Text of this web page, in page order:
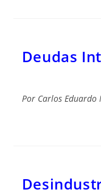
Deudas
Por Carlos Eduardo